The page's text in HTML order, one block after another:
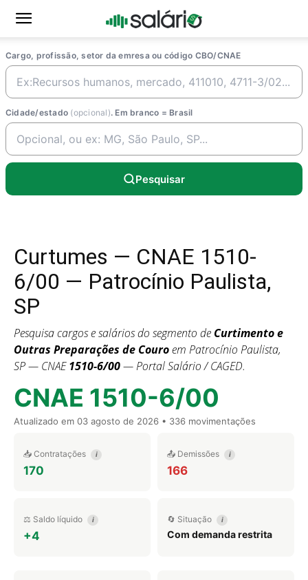
Cargo, profissão, setor da emresa ou código CBO/CNAE
Cidade/estado (opcional). Em branco = Brasil
Pesquisar
Curtumes — CNAE 1510-
6/00 — Patrocínio Paulista,
SP
Pesquisa cargos e salários do segmento de Curtimento e
Outras Preparações de Couroem Patrocínio Paulista,
SP — CNAE1510-6/00— Portal Salário / CAGED.
CNAE 1510-6/00
Atualizado em 03 agosto de 2026 • 336 movimentações
📥 Contratações i
170
📤 Demissões i
166
⚖️ Saldo líquido i
+4
🔄 Situação i
Com demanda restrita